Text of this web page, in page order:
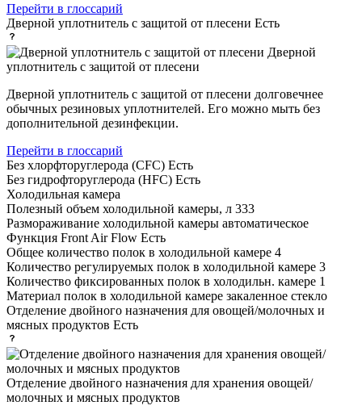
Перейти в глоссарий
Дверной уплотнитель с защитой от плесени Есть
Дверной
уплотнитель с защитой от плесени
Дверной уплотнитель с защитой от плесени долговечнее
обычных резиновых уплотнителей. Его можно мыть без
дополнительной дезинфекции.
Перейти в глоссарий
Без хлорфторуглерода (CFC) Есть
Без гидрофторуглерода (HFC) Есть
Холодильная камера
Полезный объем холодильной камеры, л 333
Размораживание холодильной камеры автоматическое
Функция Front Air Flow Есть
Общее количество полок в холодильной камере 4
Количество регулируемых полок в холодильной камере 3
Количество фиксированных полок в холодильн. камере 1
Материал полок в холодильной камере закаленное стекло
Отделение двойного назначения для овощей/молочных и
мясных продуктов Есть
Отделение двойного назначения для хранения овощей/
молочных и мясных продуктов